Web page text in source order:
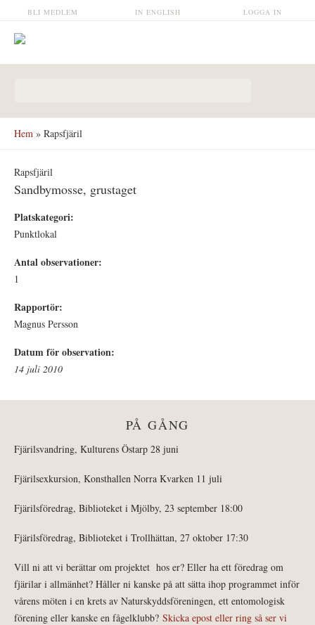
Hoppa till huvudinnehåll LOGGA IN
IN ENGLISH
BLI MEDLEM
Hem » Rapsfjäril
Rapsfjäril
Sandbymosse, grustaget
Platskategori:
Punktlokal
Antal observationer:
1
Rapportör:
Magnus Persson
Datum för observation:
14 juli 2010
PÅ GÅNG
Fjärilsvandring, Kulturens Östarp 28 juni
Fjärilsexkursion, Konsthallen Norra Kvarken 11 juli
Fjärilsföredrag, Biblioteket i Mjölby, 23 september 18:00
Fjärilsföredrag, Biblioteket i Trollhättan, 27 oktober 17:30
Vill ni att vi berättar om projektet hos er? Eller ha ett föredrag om
fjärilar i allmänhet? Håller ni kanske på att sätta ihop programmet inför
vårens möten i en krets av Naturskyddsföreningen, ett entomologisk
förening eller kanske en fågelklubb? Skicka epost eller ring så ser vi